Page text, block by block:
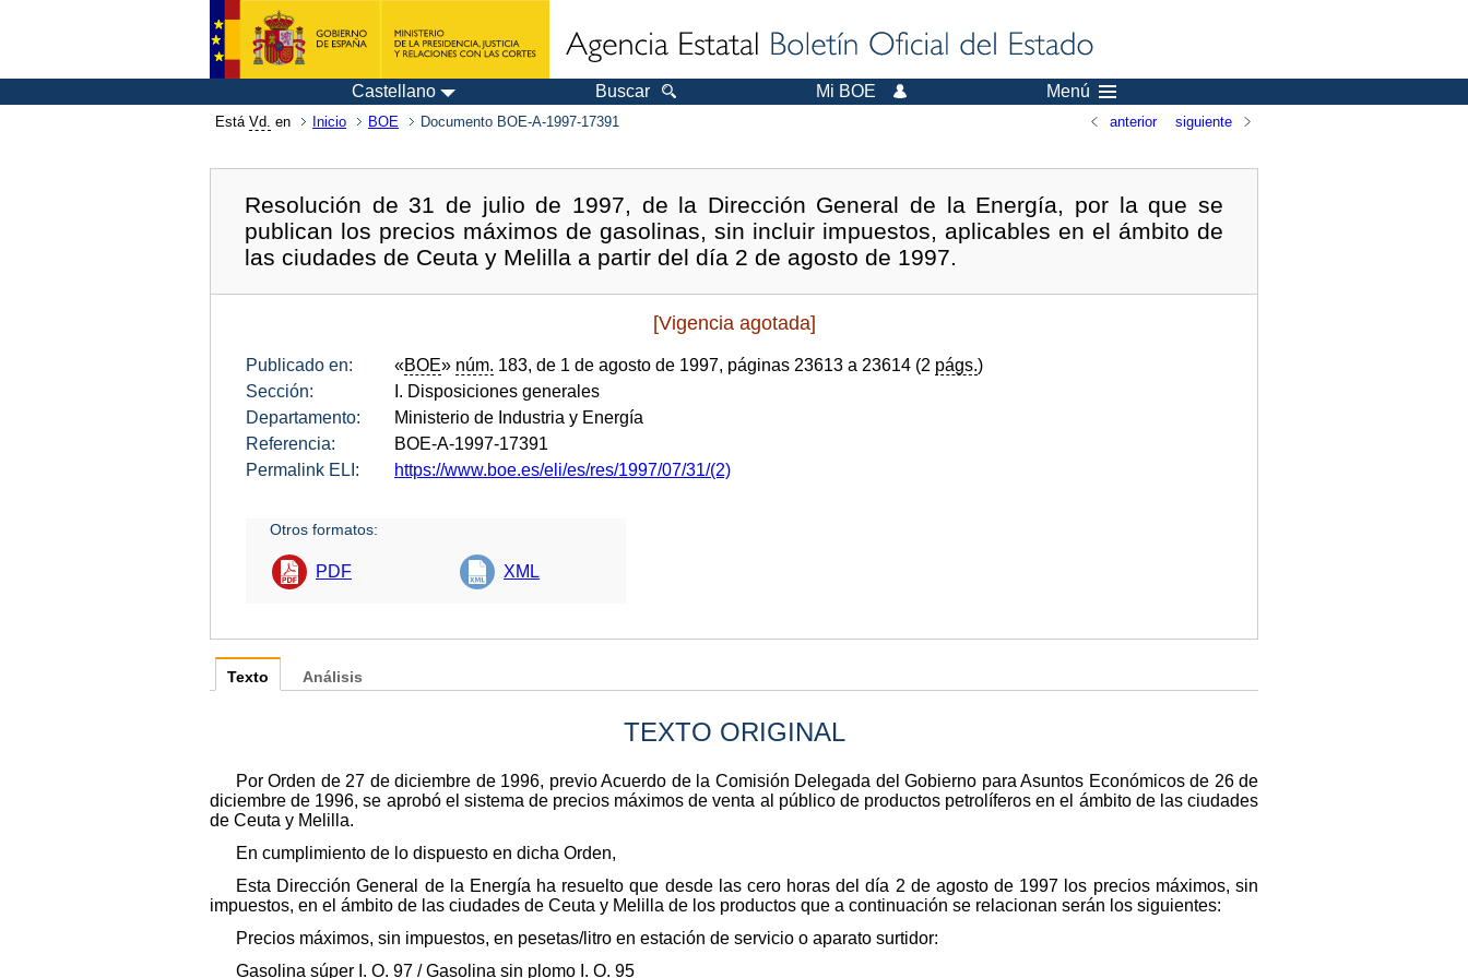
Castellano Buscar Mi BOE Menú
Está Vd. en Inicio BOE Documento BOE-A-1997-17391 anterior siguiente
Resolución de 31 de julio de 1997, de la Dirección General de la Energía, por la que se
publican los precios máximos de gasolinas, sin incluir impuestos, aplicables en el ámbito de
las ciudades de Ceuta y Melilla a partir del día 2 de agosto de 1997.
[Vigencia agotada]
Publicado en: «BOE» núm. 183, de 1 de agosto de 1997, páginas 23613 a 23614 (2 págs.)
Sección:
I. Disposiciones generales
Departamento:
Ministerio de Industria y Energía
Referencia:
BOE-A-1997-17391
Permalink ELI:
https://www.boe.es/eli/es/res/1997/07/31/(2)
Otros formatos:
PDF XML
Texto
TEXTO ORIGINAL
Por Orden de 27 de diciembre de 1996, previo Acuerdo de la Comisión Delegada del Gobierno para Asuntos Económicos de 26 de
diciembre de 1996, se aprobó el sistema de precios máximos de venta al público de productos petrolíferos en el ámbito de las ciudades
de Ceuta y Melilla.
En cumplimiento de lo dispuesto en dicha Orden,
Esta Dirección General de la Energía ha resuelto que desde las cero horas del día 2 de agosto de 1997 los precios máximos, sin
impuestos, en el ámbito de las ciudades de Ceuta y Melilla de los productos que a continuación se relacionan serán los siguientes:
Precios máximos, sin impuestos, en pesetas/litro en estación de servicio o aparato surtidor:
Gasolina súper I. O. 97 / Gasolina sin plomo I. O. 95
Análisis